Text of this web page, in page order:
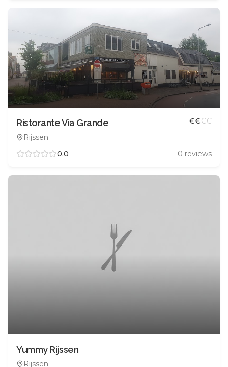
Ristorante Via Grande
Rijssen
€€€€
0.0 0 reviews
Yummy Rijssen
Rijssen